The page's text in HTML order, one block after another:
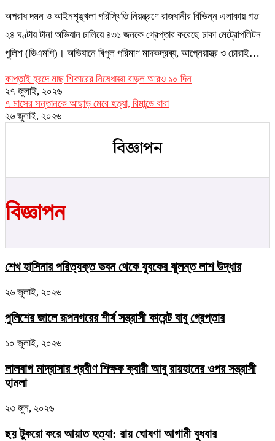
অপরাধ দমন ও আইনশৃঙ্খলা পরিস্থিতি নিয়ন্ত্রণে রাজধানীর বিভিন্ন এলাকায় গত
২৪ ঘণ্টায় টানা অভিযান চালিয়ে ৪৩১ জনকে গ্রেপ্তার করেছে ঢাকা মেট্রোপলিটন
পুলিশ (ডিএমপি)। অভিযানে বিপুল পরিমাণ মাদকদ্রব্য, আগ্নেয়াস্ত্র ও চোরাই…
কাপ্তাই হ্রদে মাছ শিকারের নিষেধাজ্ঞা বাড়ল আরও ১০ দিন
২৭ জুলাই, ২০২৬
৭ মাসের সন্তানকে আছাড় মেরে হত্যা, রিমান্ডে বাবা
২৬ জুলাই, ২০২৬
বিজ্ঞাপন
বিজ্ঞাপন
শেখ হাসিনার পরিত্যক্ত ভবন থেকে যুবকের ঝুলন্ত লাশ উদ্ধার
২৬ জুলাই, ২০২৬
পুলিশের জালে রূপনগরের শীর্ষ সন্ত্রাসী কারেন্ট বাবু গ্রেপ্তার
১০ জুলাই, ২০২৬
লালবাগ মাদ্রাসার প্রবীণ শিক্ষক ক্বারী আবু রায়হানের ওপর সন্ত্রাসী
হামলা
২৩ জুন, ২০২৬
ছয় টুকরো করে আয়াত হত্যা: রায় ঘোষণা আগামী বুধবার